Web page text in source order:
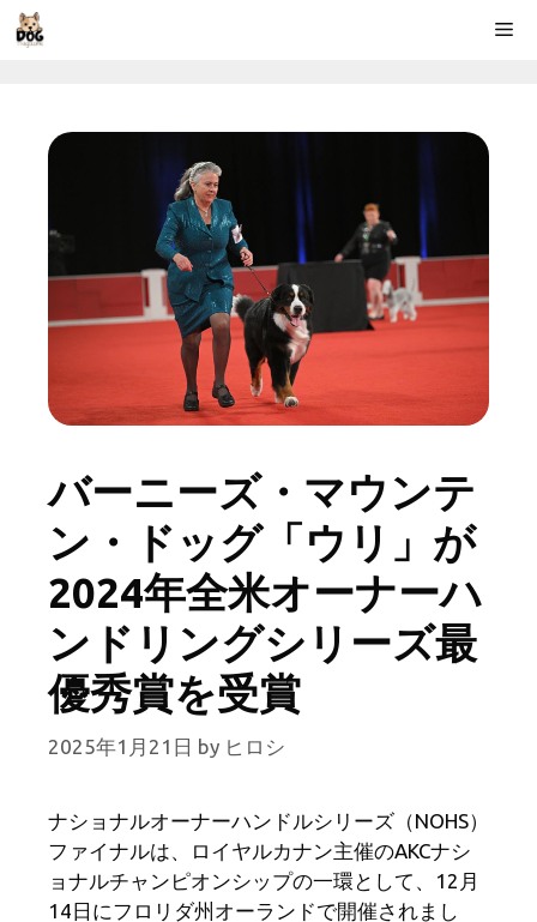
ン
バーニーズ・マウンテ
ン・ドッグ「ウリ」が
2024年全米オーナーハ
ンドリングシリーズ最
優秀賞を受賞
2025年1月21日 by ヒロシ
ナショナルオーナーハンドルシリーズ（NOHS）
ファイナルは、ロイヤルカナン主催のAKCナシ
ョナルチャンピオンシップの一環として、12月
14日にフロリダ州オーランドで開催されまし